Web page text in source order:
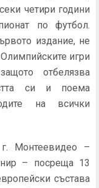
четири години
по футбол.
издание, не
игри
отбелязва
си и поема
на всички
Монтеевидео –
– посреща 13
състава